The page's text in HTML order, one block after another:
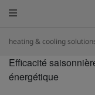
heating & cooling
Efficacité
énergétique